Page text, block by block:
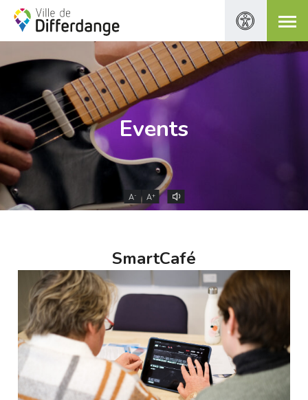
Events
A- A+
SmartCafé